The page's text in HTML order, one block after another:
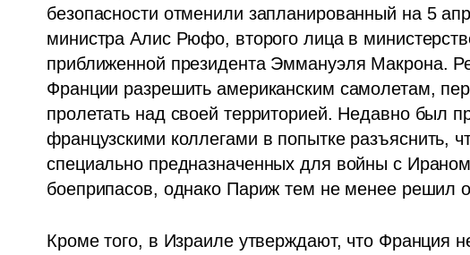
безопасности отменили запланированный на 5
министра Алис Рюфо, второго лица в
приближенной президента Эммануэля Макрона.
Франции разрешить американским самолетам,
пролетать над своей территорией. Недавно был
французскими коллегами в попытке разъяснить,
специально предназначенных для войны с
боеприпасов, однако Париж тем не менее решил
Кроме того, в Израиле утверждают, что Франция